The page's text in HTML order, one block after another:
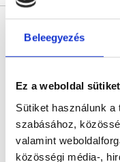
Beleegyezés
Ez a weboldal
Sütiket használunk
szabásához,
valamint
közösségi média-,